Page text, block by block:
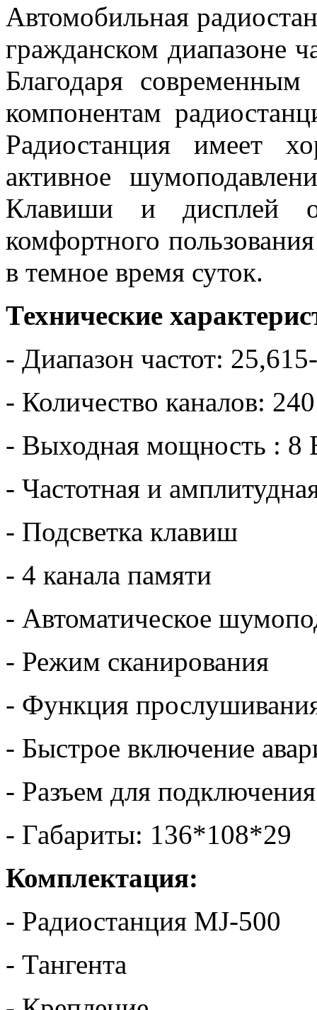
Автомобильная
гражданском диапазоне
Благодаря
компонентам
Радиостанция имеет
активное
Клавиши и дисплей
комфортного
в темное время суток.
Технические
- Диапазон частот:
- Количество каналов:
- Выходная мощность : 8
- Частотная и
- Подсветка клавиш
- 4 канала памяти
- Автоматическое
- Режим сканирования
- Функция
- Быстрое включение
- Разъем для
- Габариты: 136*108*29
Комплектация:
- Радиостанция MJ-500
- Тангента